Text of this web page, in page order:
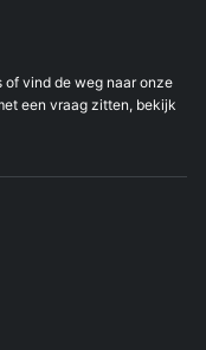
of vind de weg naar onze
een vraag zitten, bekijk